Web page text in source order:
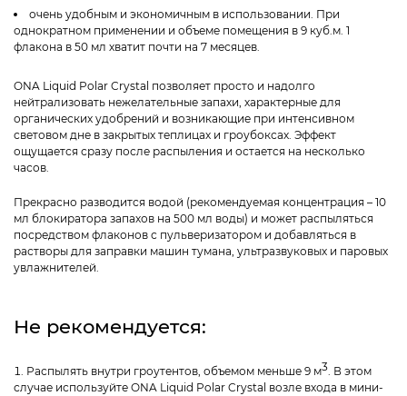
очень удобным и экономичным в использовании. При
однократном применении и объеме помещения в 9 куб.м. 1
флакона в 50 мл хватит почти на 7 месяцев.
ONA Liquid Polar Crystal позволяет просто и надолго
нейтрализовать нежелательные запахи, характерные для
органических удобрений и возникающие при интенсивном
световом дне в закрытых теплицах и гроубоксах. Эффект
ощущается сразу после распыления и остается на несколько
часов.
Прекрасно разводится водой (рекомендуемая концентрация – 10
мл блокиратора запахов на 500 мл воды) и может распыляться
посредством флаконов с пульверизатором и добавляться в
растворы для заправки машин тумана, ультразвуковых и паровых
увлажнителей.
Не рекомендуется:
Распылять внутри гроутентов, объемом меньше 9 м3. В этом
случае используйте ONA Liquid Polar Crystal возле входа в мини-